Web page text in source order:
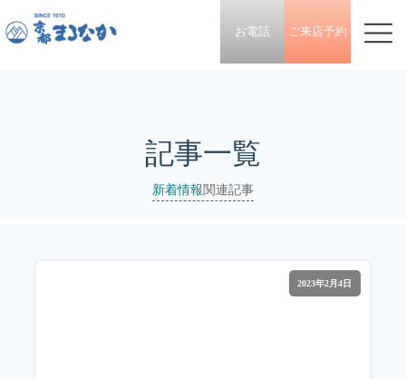
お電話 ご来店予約
記事一覧
新着情報関連記事
2023年2月4日